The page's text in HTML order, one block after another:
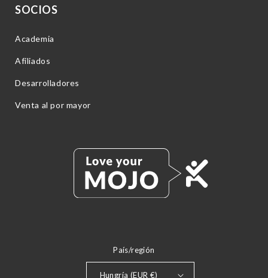
SOCIOS
Academia
Afiliados
Desarrolladores
Venta al por mayor
País/región
Hungría (EUR €)